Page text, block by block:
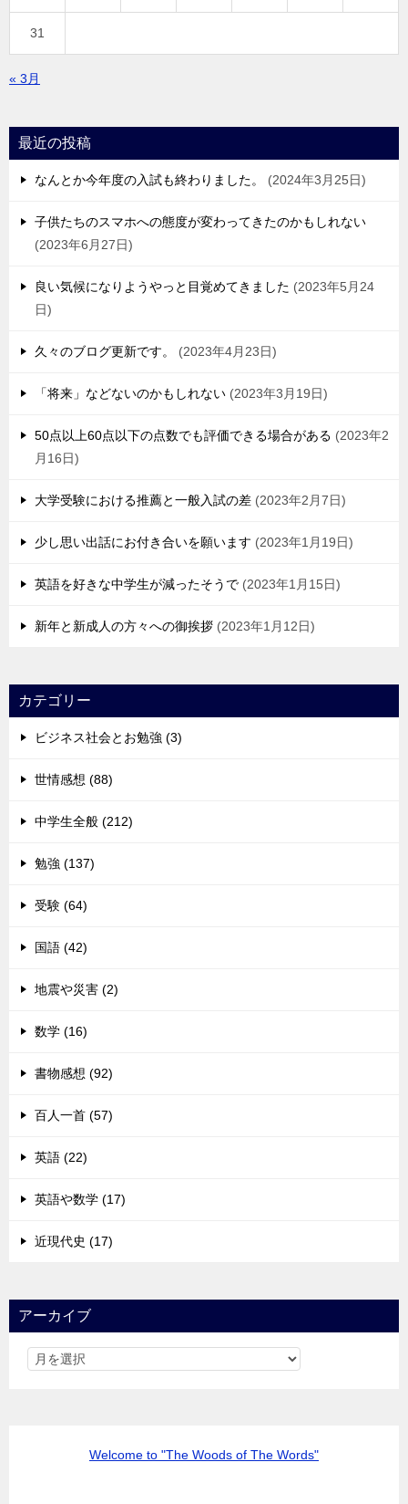
31
« 3月
最近の投稿
なんとか今年度の入試も終わりました。 2024年3月25日
子供たちのスマホへの態度が変わってきたのかもしれない
2023年6月27日
良い気候になりようやっと目覚めてきました
2023年5月24
日
久々のブログ更新です。 2023年4月23日
「将来」などないのかもしれない 2023年3月19日
50点以上60点以下の点数でも評価できる場合がある
2023年2
月16日
大学受験における推薦と一般入試の差 2023年2月7日
少し思い出話にお付き合いを願います 2023年1月19日
英語を好きな中学生が減ったそうで 2023年1月15日
新年と新成人の方々への御挨拶 2023年1月12日
カテゴリー
ビジネス社会とお勉強 (3)
世情感想 (88)
中学生全般 (212)
勉強 (137)
受験 (64)
国語 (42)
地震や災害 (2)
数学 (16)
書物感想 (92)
百人一首 (57)
英語 (22)
英語や数学 (17)
近現代史 (17)
アーカイブ
Welcome to "The Woods of The Words"